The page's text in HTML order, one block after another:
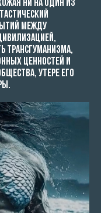
ни на один из
между
трансгуманизма,
ценностей и
утере его